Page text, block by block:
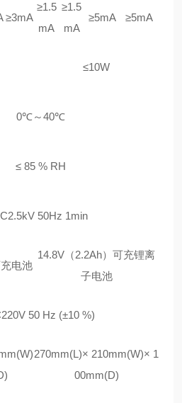
≥3mA
≥1.5
mA
≥1.5
mA
≥5mA ≥5mA
≤10W
0℃～40℃
≤ 85 % RH
50Hz 1min
电池
14.8V（2.2Ah）可充锂离
子电池
50 Hz (±10 %)
270mm(L)× 210mm(W)× 1
00mm(D)